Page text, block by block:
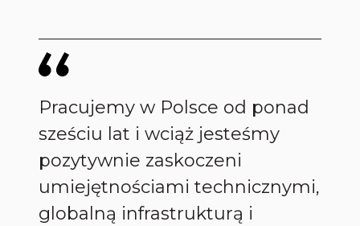
Pracujemy w Polsce od ponad
sześciu lat i wciąż jesteśmy
pozytywnie zaskoczeni
umiejętnościami technicznymi,
globalną infrastrukturą i